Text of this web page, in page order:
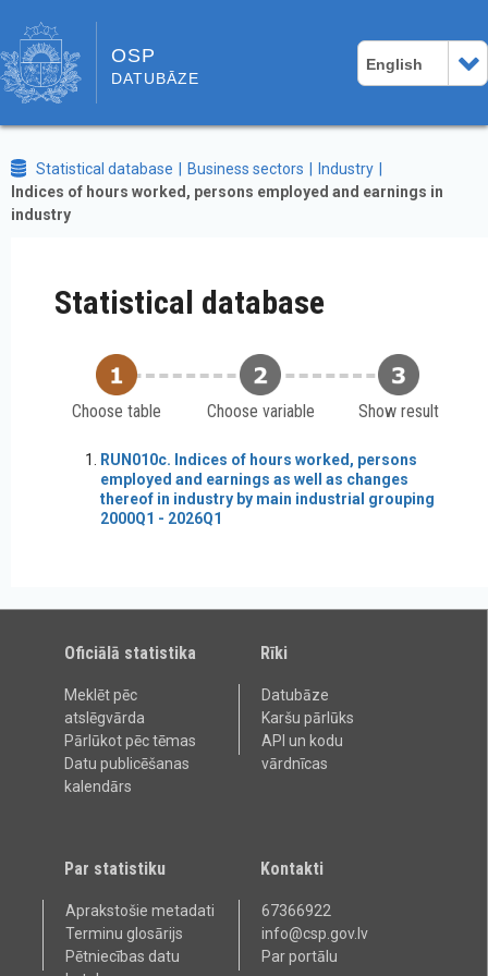
OSP
DATUBĀZE
English
Statistical database Business sectors
Industry
Indices of hours worked, persons employed and earnings in
industry
Statistical database
Choose table Choose variable Show result
RUN010c. Indices of hours worked, persons
employed and earnings as well as changes
thereof in industry by main industrial grouping
2000Q1 - 2026Q1
Oficiālā statistika
Meklēt pēc
atslēgvārda
Pārlūkot pēc tēmas
Datu publicēšanas
kalendārs
Rīki
Datubāze
Karšu pārlūks
API un kodu
vārdnīcas
Par statistiku
Aprakstošie metadati
Terminu glosārijs
Pētniecības datu
Kontakti
67366922
info@csp.gov.lv
Par portālu